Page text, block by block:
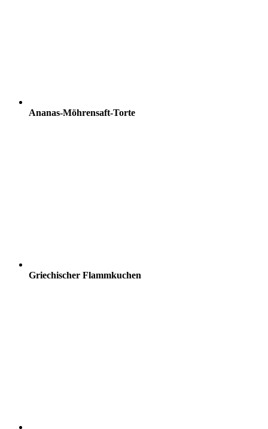
Ananas-Möhrensaft-Torte
Griechischer Flammkuchen